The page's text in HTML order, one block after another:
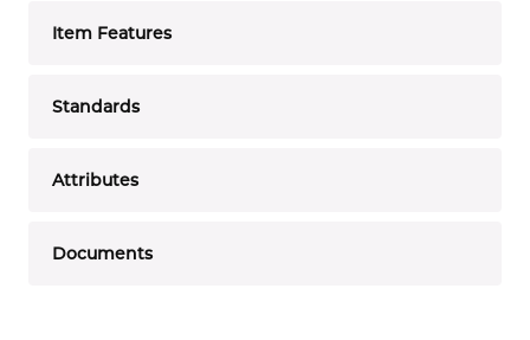
Item Features
Standards
Attributes
Documents